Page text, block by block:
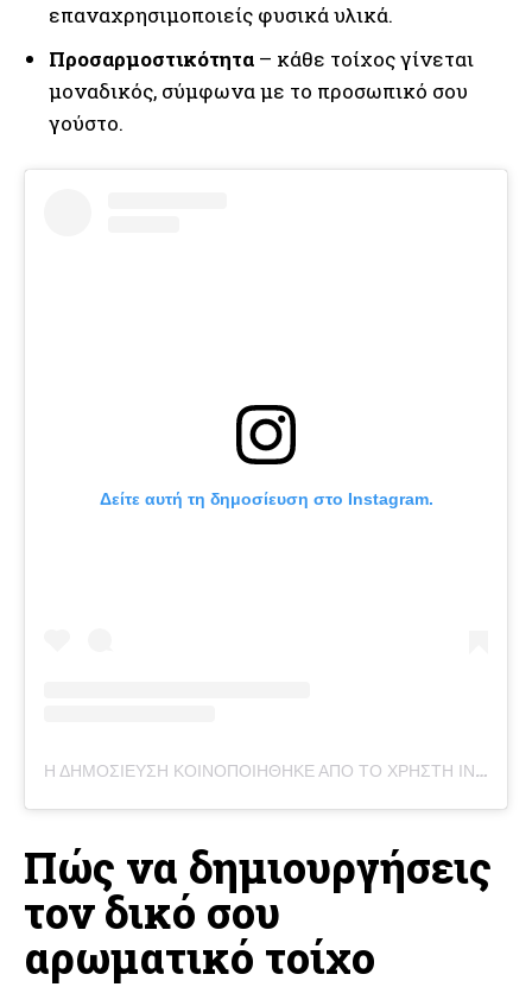
επαναχρησιμοποιείς φυσικά υλικά.
Προσαρμοστικότητα – κάθε τοίχος γίνεται
μοναδικός, σύμφωνα με το προσωπικό σου
γούστο.
Δείτε αυτή τη δημοσίευση στο Instagram.
Η ΔΗΜΟΣΊΕΥΣΗ ΚΟΙΝΟΠΟΙΉΘΗΚΕ ΑΠΌ ΤΟ ΧΡΉΣΤΗ INTERIOR DESIGN & DIY (@MY.HOMEMADE.HOME)
Πώς να δημιουργήσεις
τον δικό σου
αρωματικό τοίχο